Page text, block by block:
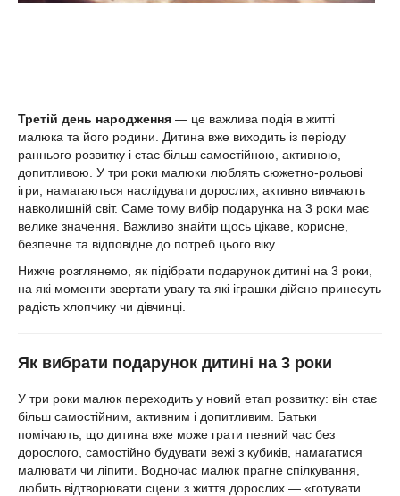
Третій день народження — це важлива подія в житті
малюка та його родини. Дитина вже виходить із періоду
раннього розвитку і стає більш самостійною, активною,
допитливою. У три роки малюки люблять сюжетно-рольові
ігри, намагаються наслідувати дорослих, активно вивчають
навколишній світ. Саме тому вибір подарунка на 3 роки має
велике значення. Важливо знайти щось цікаве, корисне,
безпечне та відповідне до потреб цього віку.
Нижче розглянемо, як підібрати подарунок дитині на 3 роки,
на які моменти звертати увагу та які іграшки дійсно принесуть
радість хлопчику чи дівчинці.
Як вибрати подарунок дитині на 3 роки
У три роки малюк переходить у новий етап розвитку: він стає
більш самостійним, активним і допитливим. Батьки
помічають, що дитина вже може грати певний час без
дорослого, самостійно будувати вежі з кубиків, намагатися
малювати чи ліпити. Водночас малюк прагне спілкування,
любить відтворювати сцени з життя дорослих — «готувати